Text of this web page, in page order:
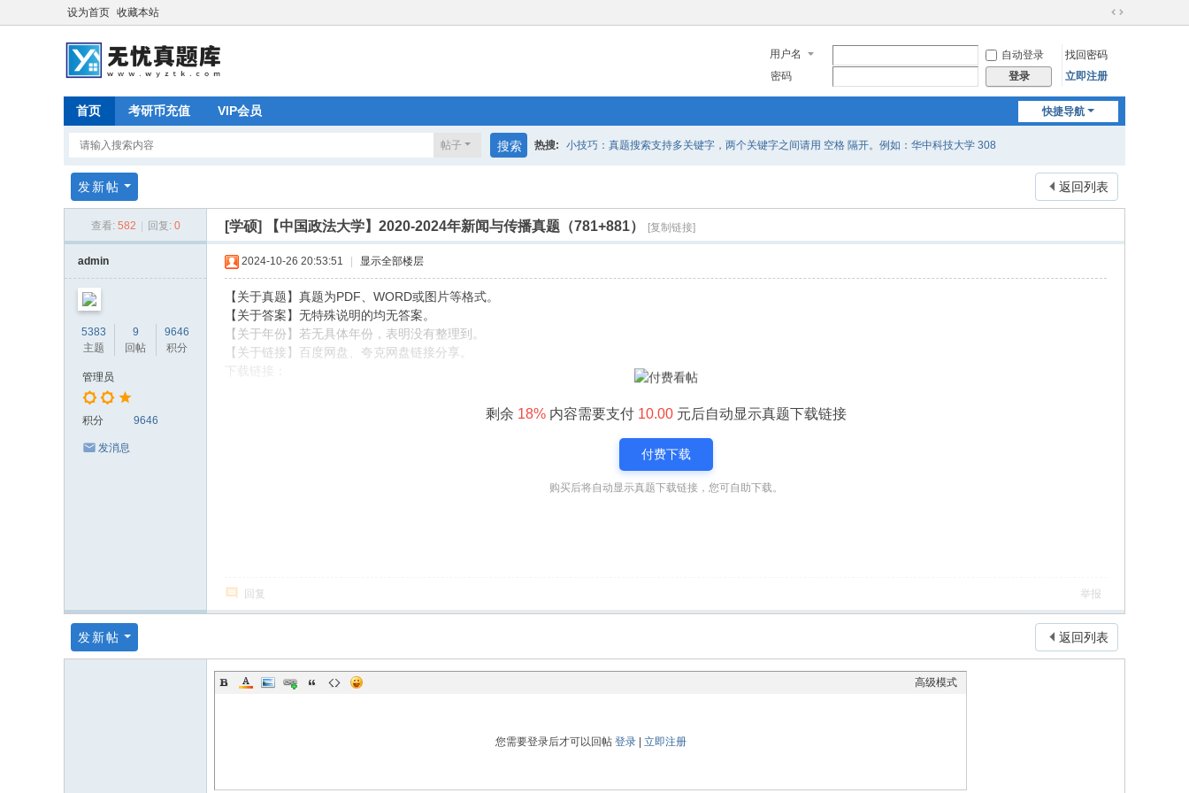
设为首页 收藏本站
切
用户名 自动登录
找回密码
密码
登录 立即注册
快捷导航
首页 考研币充值 VIP会员
帖子 搜索 热搜: 小技巧：真题搜索支持多关键字，两个关键字之间请用 空格 隔开。例如：华中科技大学 308
返回列表
发新帖
查看: 582 回复: 0 [学硕] 【中国政法大学】2020-2024年新闻与传播真题（781+881） [复制链接]
admin
5383
主题
9
回帖
9646
积分
管理员
积分 9646
发消息
2024-10-26 20:53:51 显示全部楼层
【关于真题】真题为PDF、WORD或图片等格式。
【关于答案】无特殊说明的均无答案。
【关于年份】若无具体年份，表明没有整理到。
【关于链接】百度网盘、夸克网盘链接分享。
下载链接：
剩余 18%内容需要支付 10.00元后自动显示真题下载链接
付费下载
购买后将自动显示真题下载链接，您可自助下载。
回复 举报
返回列表
发新帖
高级模式
您需要登录后才可以回帖 登录| 立即注册